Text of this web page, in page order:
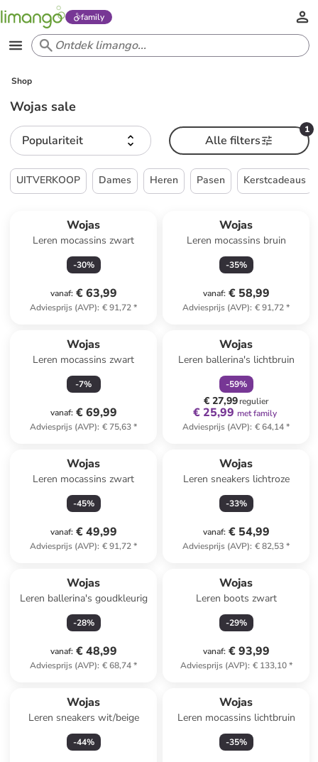
family
Shop
Wojas sale
Populariteit
1
Alle filters
UITVERKOOP Dames Heren Pasen Kerstcadeaus
Wojas
Leren mocassins zwart
-30%
vanaf: € 63,99
Adviesprijs (AVP): € 91,72*
Wojas
Leren mocassins bruin
-35%
vanaf: € 58,99
Adviesprijs (AVP): € 91,72*
Wojas
Leren mocassins zwart
-7%
vanaf: € 69,99
Adviesprijs (AVP): € 75,63*
Wojas
Leren ballerina's lichtbruin
-59%
€ 27,99regulier
€ 25,99 met family
Adviesprijs (AVP): € 64,14*
Wojas
Leren mocassins zwart
-45%
vanaf: € 49,99
Adviesprijs (AVP): € 91,72*
Wojas
Leren sneakers lichtroze
-33%
vanaf: € 54,99
Adviesprijs (AVP): € 82,53*
Wojas
Leren ballerina's goudkleurig
-28%
vanaf: € 48,99
Adviesprijs (AVP): € 68,74*
Wojas
Leren boots zwart
-29%
vanaf: € 93,99
Adviesprijs (AVP): € 133,10*
Wojas
Leren sneakers wit/beige
-44%
Wojas
Leren mocassins lichtbruin
-35%